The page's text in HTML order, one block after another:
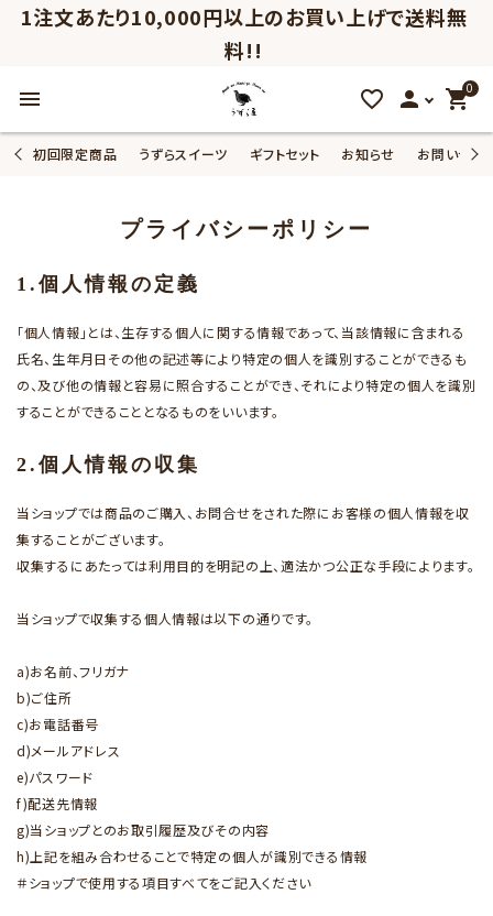
1注文あたり10,000円以上のお買い上げで送料無
料!!
menu favorite_outline person 0
shopping_cart
初回限定商品 うずらスイーツ ギフトセット お知らせ お問い合わ
プライバシーポリシー
1.個人情報の定義
「個人情報」とは、生存する個人に関する情報であって、当該情報に含まれる
氏名、生年月日その他の記述等により特定の個人を識別することができるも
の、及び他の情報と容易に照合することができ、それにより特定の個人を識別
することができることとなるものをいいます。
2.個人情報の収集
当ショップでは商品のご購入、お問合せをされた際にお客様の個人情報を収
集することがございます。
収集するにあたっては利用目的を明記の上、適法かつ公正な手段によります。
当ショップで収集する個人情報は以下の通りです。
a)お名前、フリガナ
b)ご住所
c)お電話番号
d)メールアドレス
e)パスワード
f)配送先情報
g)当ショップとのお取引履歴及びその内容
h)上記を組み合わせることで特定の個人が識別できる情報
＃ショップで使用する項目すべてをご記入ください